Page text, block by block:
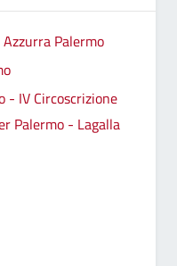
Palermo
- IV Circoscrizione
Palermo - Lagalla